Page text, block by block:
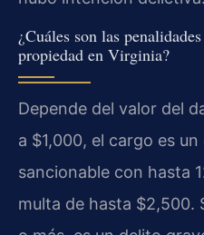
¿Cuáles son las
propiedad en Virginia?
Depende del valor del
a $1,000, el cargo es
sancionable con hasta
multa de hasta $2,500.